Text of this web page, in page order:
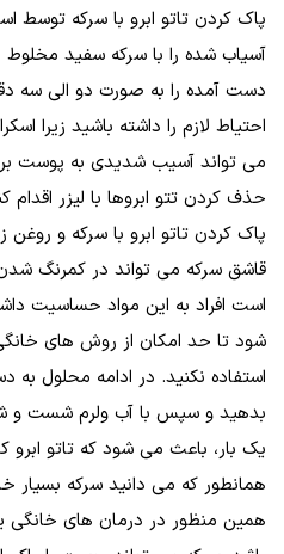
پاک کردن تاتو ابرو با سرکه توسط
آسیاب شده را با سرکه سفید
دست آمده را به صورت دو الی سه
احتیاط لازم را داشته باشید زیرا
می تواند آسیب شدیدی به پوست
حذف کردن تتو ابروها با لیزر اقدام
پاک کردن تاتو ابرو با سرکه و
قاشق سرکه می تواند در کمرنگ
است افراد به این مواد حساسیت
شود تا حد امکان از روش های
استفاده نکنید. در ادامه محلول به
بدهید و سپس با آب ولرم شست و
یک بار، باعث می شود که تاتو
همانطور که می دانید سرکه بسیار
همین منظور در درمان های